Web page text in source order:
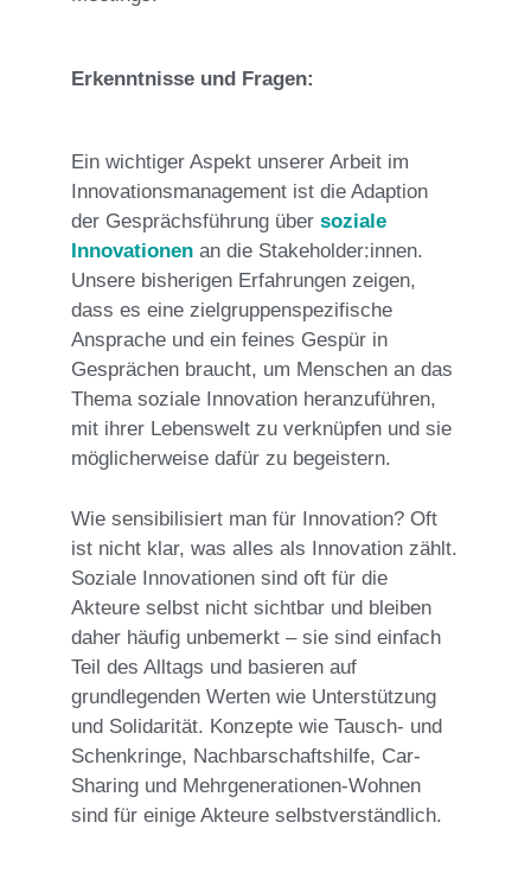
Erkenntnisse und Fragen:
Ein wichtiger Aspekt unserer Arbeit im
Innovationsmanagement ist die Adaption
der Gesprächsführung über soziale
Innovationen an die Stakeholder:innen.
Unsere bisherigen Erfahrungen zeigen,
dass es eine zielgruppenspezifische
Ansprache und ein feines Gespür in
Gesprächen braucht, um Menschen an das
Thema soziale Innovation heranzuführen,
mit ihrer Lebenswelt zu verknüpfen und sie
möglicherweise dafür zu begeistern.
Wie sensibilisiert man für Innovation? Oft
ist nicht klar, was alles als Innovation zählt.
Soziale Innovationen sind oft für die
Akteure selbst nicht sichtbar und bleiben
daher häufig unbemerkt – sie sind einfach
Teil des Alltags und basieren auf
grundlegenden Werten wie Unterstützung
und Solidarität. Konzepte wie Tausch- und
Schenkringe, Nachbarschaftshilfe, Car-
Sharing und Mehrgenerationen-Wohnen
sind für einige Akteure selbstverständlich.